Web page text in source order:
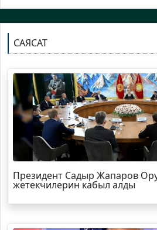
САЯСАТ
Президент Садыр Жапаров
жетекчилерин кабыл алды